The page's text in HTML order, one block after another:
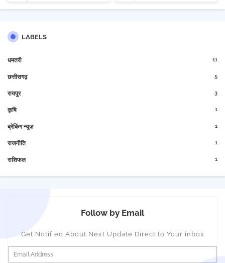
LABELS
धमतरी 11
छत्तीसगढ़ 5
रायपुर 3
कृषि 1
ब्रेकिंग न्यूज़ 1
राजनीति 1
राशिफल 1
Follow by Email
Get Notified About Next Update Direct to Your inbox